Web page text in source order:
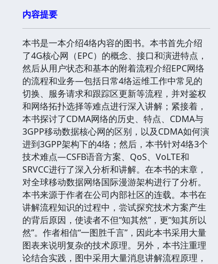
内容提要
本书是一本介绍4络内容的图书。本书首先介绍
了4G核心网（EPC）的概念、接口和演进特点，
然后从用户状态和基本的附着流程介绍EPC网络
的流程和业务―包括日常4络运维工作中常见的
切换、服务请求和跟踪区更新等流程，并对鉴权
和网络拓扑选择等难点进行深入讲解；紧接着，
本书探讨了CDMA网络的历史、特点、CDMA与
3GPP移动数据核心网的区别，以及CDMA如何演
进到3GPP架构下的4络；然后，本书针对4络3个
技术难点―CSFB语音方案、QoS、VoLTE和
SRVCC进行了深入分析和讲解。在本书的末章，
对全球移动数据网络国际漫游架构进行了分析。
本书来源于作者在公司内部社区的连载。本书在
讲解流程知识的过程中，尝试探究技术方案产生
的背后原因，使读者不但“知其然”，更“知其所以
然”。作者相信“一图胜千言”，因此本书采用大量
图表来说明复杂的技术原理。另外，本书注重理
论结合实践，图中采用大量消息讲解流程原理，